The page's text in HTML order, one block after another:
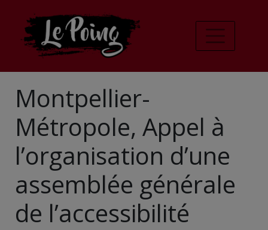
Montpellier-
Métropole, Appel à
l’organisation d’une
assemblée générale
de l’accessibilité